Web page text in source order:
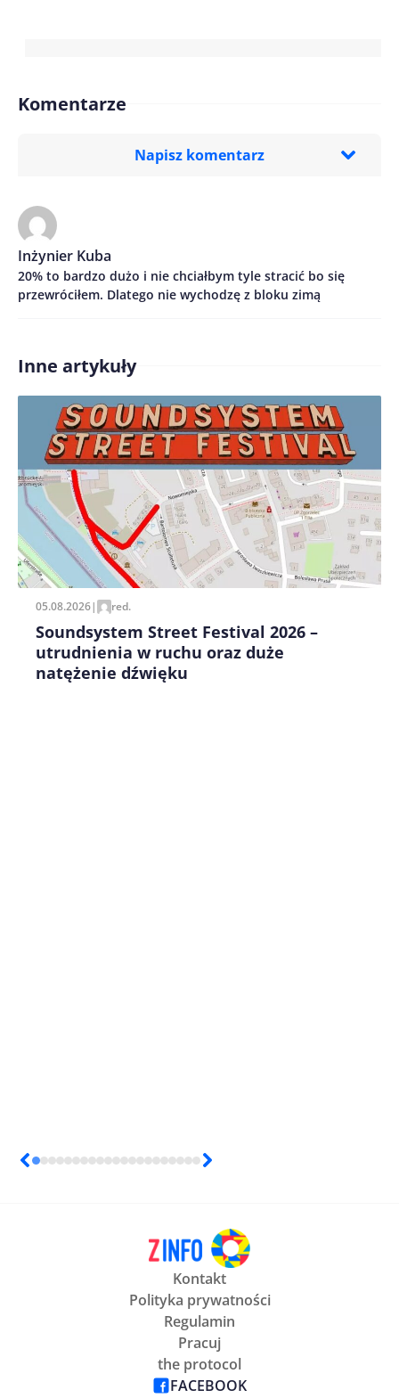
Komentarze
Napisz komentarz
Treść komentarza*
Imię/ Nick*
Zapamiętaj moje dane w tej przeglądarce podczas
pisania kolejnych komentarzy.
Inżynier Kuba
20% to bardzo dużo i nie chciałbym tyle stracić bo się
przewróciłem. Dlatego nie wychodzę z bloku zimą
Inne artykuły
05.08.2026| red.
Soundsystem Street Festival 2026 –
utrudnienia w ruchu oraz duże
natężenie dźwięku
Kontakt
Polityka prywatności
Regulamin
Pracuj
the protocol
FACEBOOK